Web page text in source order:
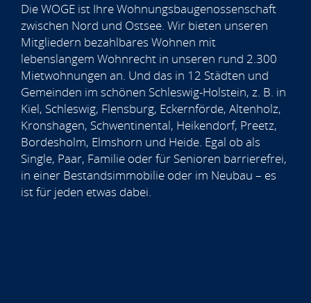
Die WOGE ist Ihre Wohnungsbaugenossenschaft
zwischen Nord und Ostsee. Wir bieten unseren
Mitgliedern bezahlbares Wohnen mit
lebenslangem Wohnrecht in unseren rund 2.300
Mietwohnungen an. Und das in 12 Städten und
Gemeinden im schönen Schleswig-Holstein, z. B. in
Kiel, Schleswig, Flensburg, Eckernförde, Altenholz,
Kronshagen, Schwentinental, Heikendorf, Preetz,
Bordesholm, Elmshorn und Heide. Egal ob als
Single, Paar, Familie oder für Senioren barrierefrei,
in einer Bestandsimmobilie oder im Neubau – es
ist für jeden etwas dabei.